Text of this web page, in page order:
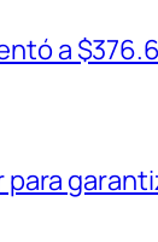
a
para